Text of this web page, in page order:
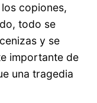
copiones,
todo se
y se
importante de
una tragedia